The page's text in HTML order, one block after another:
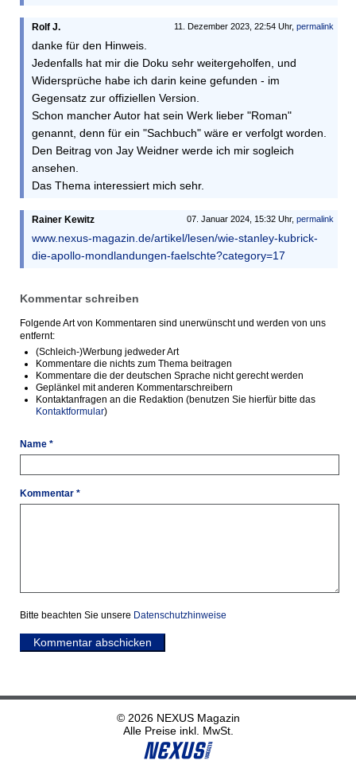
11. Dezember 2023, 22:54 Uhr, permalink
Rolf J.
danke für den Hinweis.
Jedenfalls hat mir die Doku sehr weitergeholfen, und
Widersprüche habe ich darin keine gefunden - im
Gegensatz zur offiziellen Version.
Schon mancher Autor hat sein Werk lieber "Roman"
genannt, denn für ein "Sachbuch" wäre er verfolgt worden.
Den Beitrag von Jay Weidner werde ich mir sogleich
ansehen.
Das Thema interessiert mich sehr.
07. Januar 2024, 15:32 Uhr, permalink
Rainer Kewitz
www.nexus-magazin.de/artikel/lesen/wie-stanley-kubrick-
die-apollo-mondlandungen-faelschte?category=17
Kommentar schreiben
Folgende Art von Kommentaren sind unerwünscht und werden von uns
entfernt:
(Schleich-)Werbung jedweder Art
Kommentare die nichts zum Thema beitragen
Kommentare die der deutschen Sprache nicht gerecht werden
Geplänkel mit anderen Kommentarschreibern
Kontaktanfragen an die Redaktion (benutzen Sie hierfür bitte das
Kontaktformular)
Name *
Kommentar *
Bitte beachten Sie unsere Datenschutzhinweise
Kommentar abschicken
© 2026 NEXUS Magazin
Alle Preise inkl. MwSt.